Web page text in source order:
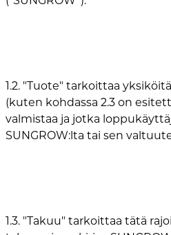
1.2. "Tuote" tarkoittaa
(kuten kohdassa 2.3 on
valmistaa ja jotka
SUNGROW:lta tai sen
1.3. "Takuu" tarkoittaa tätä